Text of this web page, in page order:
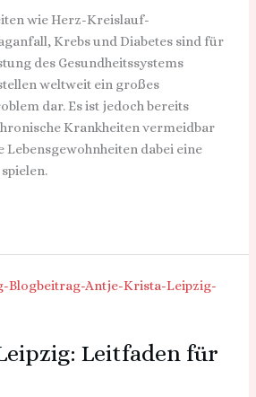
wie Herz-Kreislauf-
Krebs und Diabetes sind für
des Gesundheitssystems
weltweit ein großes
dar. Es ist jedoch bereits
Krankheiten vermeidbar
Lebensgewohnheiten dabei eine
Leitfaden für